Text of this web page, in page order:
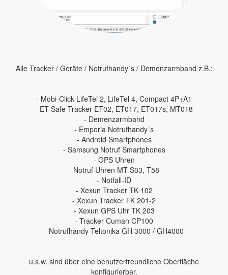
Alle Tracker / Geräte / Notrufhandy´s / Demenzarmband z.B.:
- Mobi-Click LifeTel 2, LifeTel 4, Compact 4P+A1
- ET-Safe Tracker ET02, ET017, ET017s, MT018
- Demenzarmband
- Emporia Notrufhandy´s
- Android Smartphones
- Samsung Notruf Smartphones
- GPS Uhren
- Notruf Uhren MT-S03, T58
- Notfall-ID
- Xexun Tracker TK 102
- Xexun Tracker TK 201-2
- Xexun GPS Uhr TK 203
- Tracker Cuman CP100
- Notrufhandy Teltonika GH 3000 / GH4000
u.s.w. sind über eine benutzerfreundliche Oberfläche
konfigurierbar.